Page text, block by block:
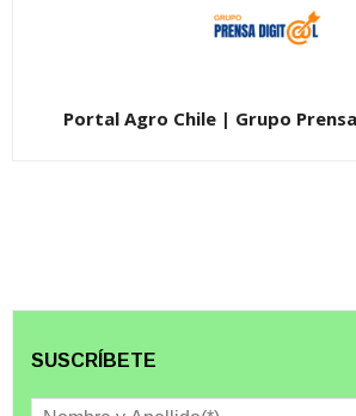
Portal Agro Chile | Grupo
SUSCRÍBETE